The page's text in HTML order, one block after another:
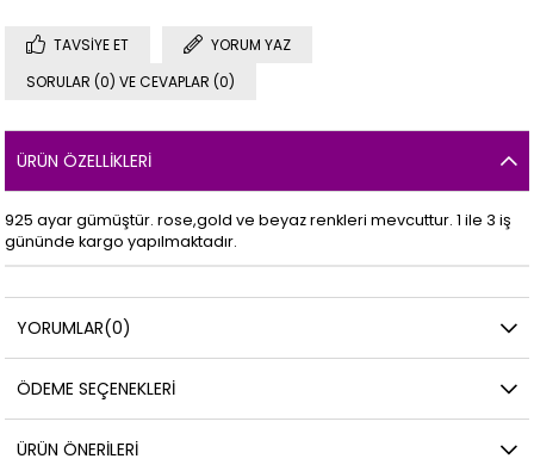
TAVSIYE ET
YORUM YAZ
SORULAR (0) VE CEVAPLAR (0)
ÜRÜN ÖZELLIKLERI
925 ayar gümüştür. rose,gold ve beyaz renkleri mevcuttur. 1 ile 3 iş
gününde kargo yapılmaktadır.
YORUMLAR(0)
ÖDEME SEÇENEKLERI
ÜRÜN ÖNERILERI